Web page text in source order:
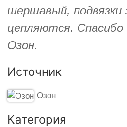
шершавый, подвязки
цепляются. Спасибо
Озон.
Источник
Озон
Категория